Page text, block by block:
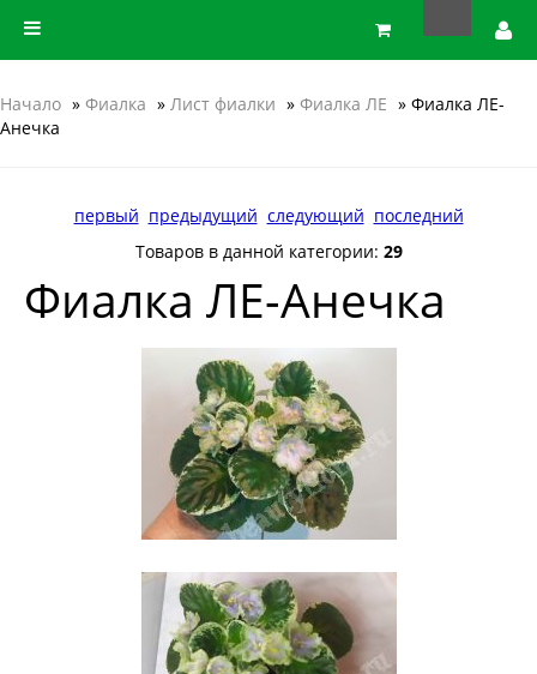
Начало » Фиалка » Лист фиалки » Фиалка ЛЕ » Фиалка ЛЕ-
Анечка
первый предыдущий следующий последний
Товаров в данной категории: 29
Фиалка ЛЕ-Анечка